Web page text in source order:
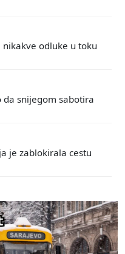
nikakve odluke u toku
snijegom sabotira
je zablokirala cestu